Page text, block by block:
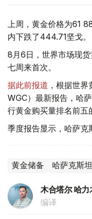
上周，黄金价格为61
内下跌了444.71坚戈。
8月6日，世界市场现
七周来首次。
据此前报道 ，根据世
WGC）最新报告，哈
行黄金购买量排名前五
季度报告显示，哈萨克
黄金储备 哈萨克斯坦
木合塔尔 哈力
编译